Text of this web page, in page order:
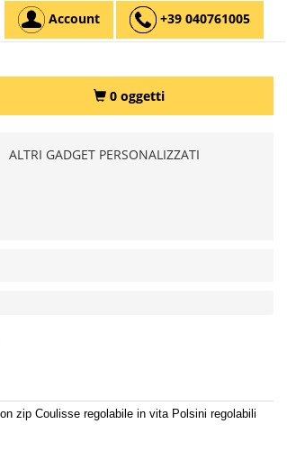
Account +39 040761005
0 oggetti
ALTRI GADGET PERSONALIZZATI
zip Coulisse regolabile in vita Polsini regolabili